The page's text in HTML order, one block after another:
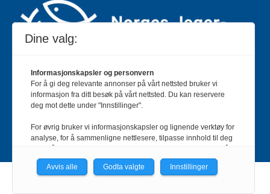
Jakt & Fiske er landets største og eldste magasin for
jakt- og fiskeinteresserte med 195 000 månedlige
Bladet er en månedlig publikasjon og utgis av Norges
Jeger- og Fiskerforbund.
Meld deg inn her
Dine valg:
Informasjonskapsler og personvern
For å gi deg relevante annonser på vårt nettsted bruker vi
informasjon fra ditt besøk på vårt nettsted. Du kan reservere
deg mot dette under "Innstillinger".
For øvrig bruker vi informasjonskapsler og lignende verktøy for
analyse, for å sammenligne nettlesere, tilpasse innhold til deg
personvernerklæring.
du få relevante annonser på nettstedene til medlemmene i
Avvis alle Godta valgte Innstillinger